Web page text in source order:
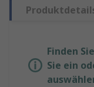
Finden
Sie ein